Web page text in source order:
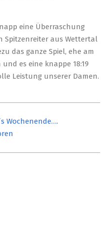
eine Überraschung
Spitzenreiter aus Wettertal
das ganze Spiel, ehe am
es eine knappe 18:19
Leistung unserer Damen.
Wochenende….